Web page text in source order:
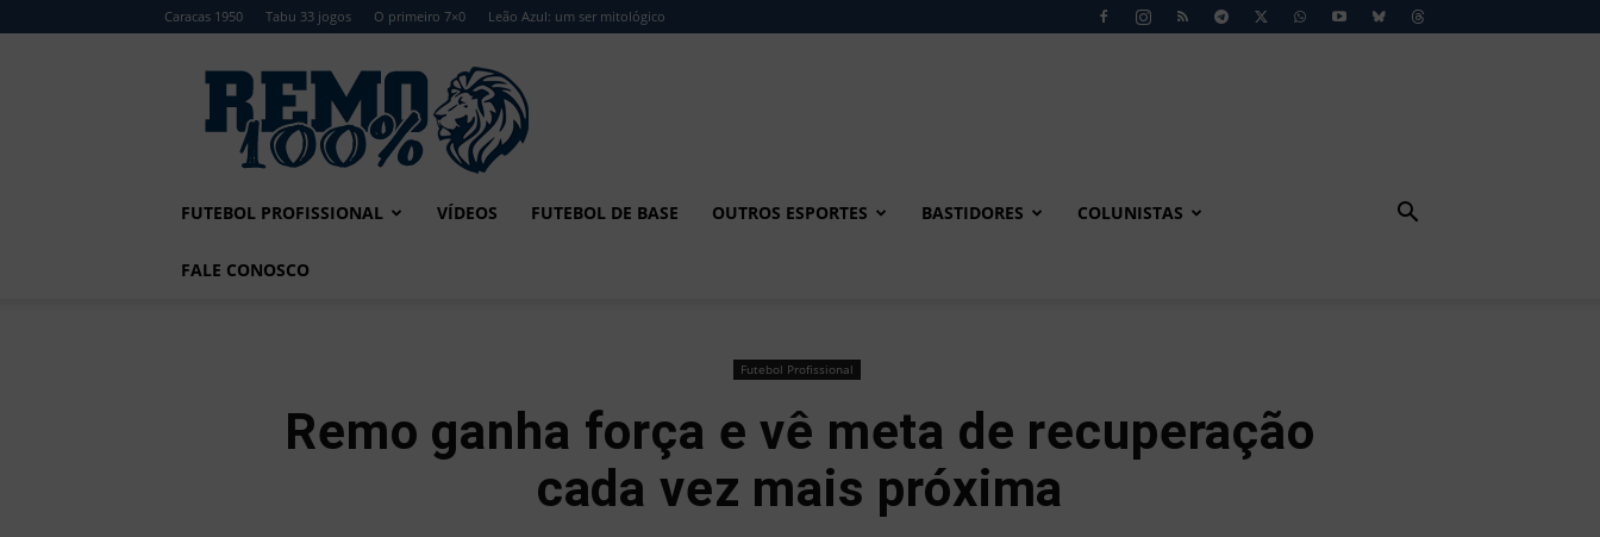
Caracas 1950 Tabu 33 jogos O primeiro 7×0 Leão Azul: um ser mitológico
Remo
FUTEBOL PROFISSIONAL VÍDEOS FUTEBOL DE BASE OUTROS ESPORTES BASTIDORES COLUNISTAS
FALE CONOSCO
Futebol Profissional
Remo ganha força e vê meta de recuperação
cada vez mais próxima